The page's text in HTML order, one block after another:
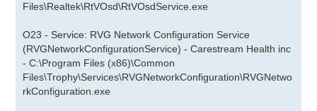
Files\Realtek\RtVOsd\RtVOsdService.exe
O23 - Service: RVG Network Configuration Service
(RVGNetworkConfigurationService) - Carestream Health inc
- C:\Program Files (x86)\Common
Files\Trophy\Services\RVGNetworkConfiguration\RVGNetwo
rkConfiguration.exe